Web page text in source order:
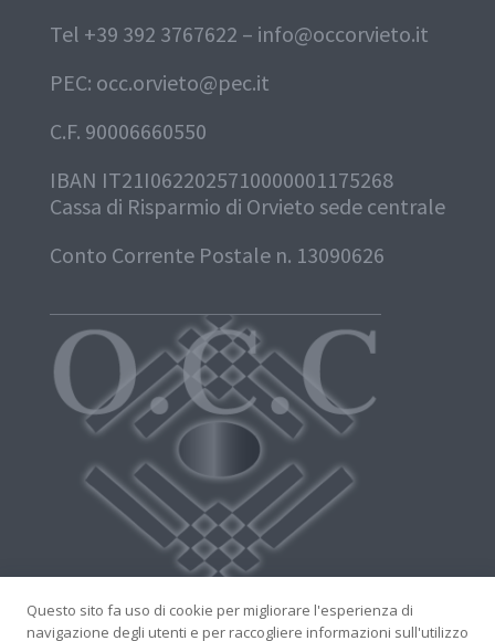
Tel +39 392 3767622 – info@occorvieto.it
PEC: occ.orvieto@pec.it
C.F. 90006660550
IBAN IT21I0622025710000001175268
Cassa di Risparmio di Orvieto sede centrale
Conto Corrente Postale n. 13090626
Questo sito fa uso di cookie per migliorare l'esperienza di
navigazione degli utenti e per raccogliere informazioni sull'utilizzo